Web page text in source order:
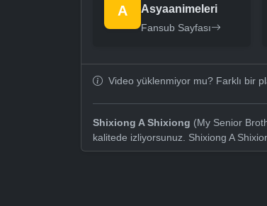
A Asyaanimeleri
Fansub Sayfası
Video yüklenmiyor mu? Farklı bir
Shixiong A Shixiong (My Senior
kalitede izliyorsunuz. Shixiong A